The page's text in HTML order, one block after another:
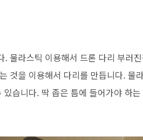
물라스틱 이용해서 드론 다리 부러
것을 이용해서 다리를 만듭니다. 물
습니다. 딱 좁은 틈에 들어가야 하